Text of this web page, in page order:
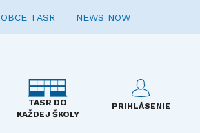
OBCE TASR NEWS NOW
TASR DO
KAŽDEJ ŠKOLY
PRIHLÁSENIE